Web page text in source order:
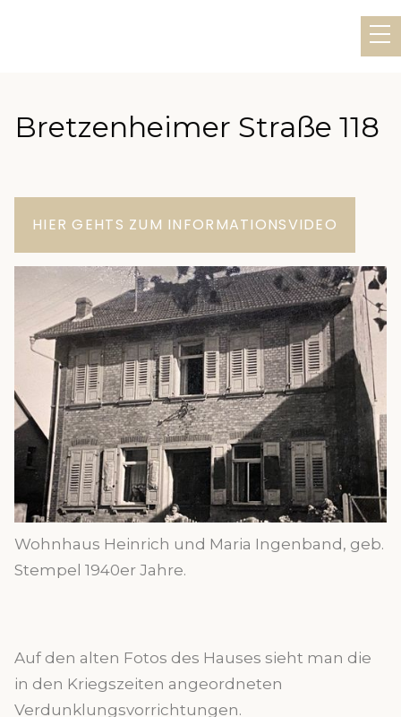
Bretzenheimer Straße 118
HIER GEHTS ZUM INFORMATIONSVIDEO
Wohnhaus Heinrich und Maria Ingenband, geb.
Stempel 1940er Jahre.
Auf den alten Fotos des Hauses sieht man die
in den Kriegszeiten angeordneten
Verdunklungsvorrichtungen.